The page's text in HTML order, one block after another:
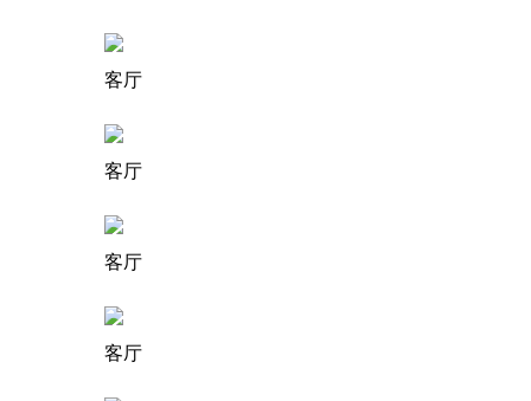
客厅
客厅
客厅
客厅